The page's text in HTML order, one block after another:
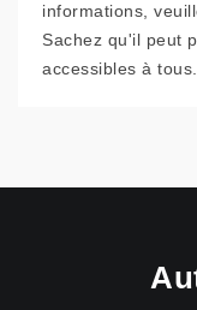
informations,
Sachez qu'il peut
accessibles à tous.